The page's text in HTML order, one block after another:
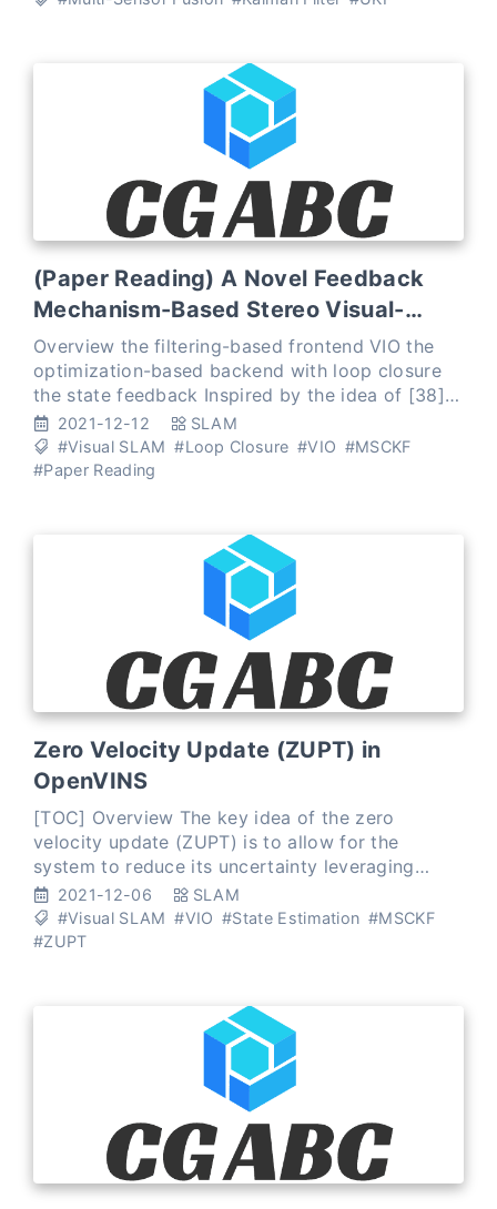
(Paper Reading) A Novel Feedback
Mechanism-Based Stereo Visual-
Inertial SLAM
Overview the filtering-based frontend VIO the
optimization-based backend with loop closure
the state feedback Inspired by the idea of [38],
we feed the optimized state produced by the
backend ba
2021-12-12
SLAM
#Visual SLAM #Loop Closure #VIO #MSCKF
#Paper Reading
Zero Velocity Update (ZUPT) in
OpenVINS
[TOC] Overview The key idea of the zero
velocity update (ZUPT) is to allow for the
system to reduce its uncertainty leveraging
motion knowledge (i.e. leverage the fact that the
system is stationary).
2021-12-06
SLAM
#Visual SLAM #VIO #State Estimation #MSCKF
#ZUPT